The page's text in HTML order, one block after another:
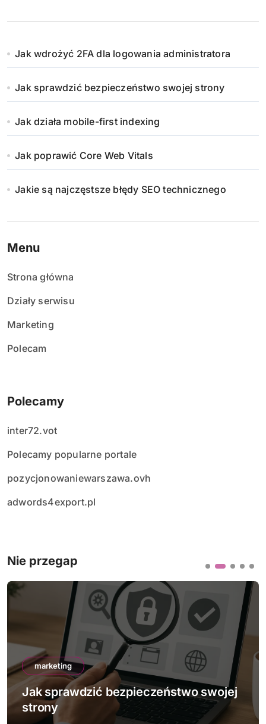
Jak wdrożyć 2FA dla logowania administratora
Jak sprawdzić bezpieczeństwo swojej strony
Jak działa mobile-first indexing
Jak poprawić Core Web Vitals
Jakie są najczęstsze błędy SEO technicznego
Menu
Strona główna
Działy serwisu
Marketing
Polecam
Polecamy
inter72.vot
Polecamy popularne portale
pozycjonowaniewarszawa.ovh
adwords4export.pl
Nie przegap
swojej
marketing
Jak działa mobile-first indexing